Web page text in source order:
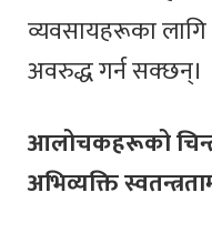
व्यवसायहरूका
अवरुद्ध गर्न सक्छन्।
आलोचकहरूको
अभिव्यक्ति